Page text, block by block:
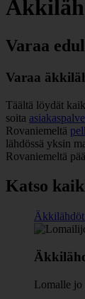
Varaa
Varaa
Täältä löydät
soita
Rovaniemeltä
lähdössä yksin
Rovaniemeltä
Katso
Lomalle jo